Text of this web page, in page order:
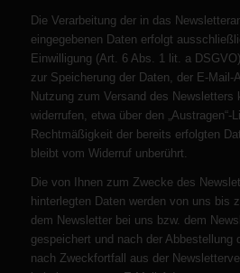
Die Verarbeitung der in das
eingegebenen Daten erfolgt
Einwilligung (Art. 6 Abs. 1 lit. a
zur Speicherung der Daten, der E-Mail-
Nutzung zum Versand des Newsletters
widerrufen, etwa über den „Austragen“-
Rechtmäßigkeit der bereits erfolgten
bleibt vom Widerruf unberührt.
Die von Ihnen zum Zwecke des
hinterlegten Daten werden von uns bis
dem Newsletter bei uns bzw. dem
gespeichert und nach der Abbestellung
nach Zweckfortfall aus der